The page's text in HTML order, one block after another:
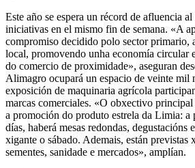
Este año se espera un récord de afluencia
iniciativas en el mismo fin de semana. «A
compromiso decidido polo sector primario,
local, promovendo unha economía circular
do comercio de proximidade», aseguran
Alimagro ocupará un espacio de veinte mil
exposición de maquinaria agrícola
marcas comerciales. «O obxectivo principal
a promoción do produto estrela da Limia: a
días, haberá mesas redondas, degustacións
xigante o sábado. Ademais, están previstas
sementes, sanidade e mercados», amplían.